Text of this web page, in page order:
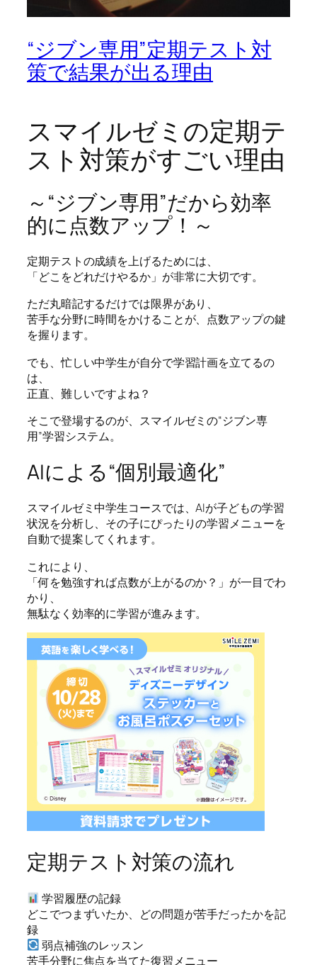
“ジブン専用”定期テスト対
策で結果が出る理由
スマイルゼミの定期テ
スト対策がすごい理由
～“ジブン専用”だから効率
的に点数アップ！～
定期テストの成績を上げるためには、
「どこをどれだけやるか」が非常に大切です。
ただ丸暗記するだけでは限界があり、
苦手な分野に時間をかけることが、点数アップの鍵
を握ります。
でも、忙しい中学生が自分で学習計画を立てるの
は、
正直、難しいですよね？
そこで登場するのが、スマイルゼミの“ジブン専
用”学習システム。
AIによる“個別最適化”
スマイルゼミ中学生コースでは、AIが子どもの学習
状況を分析し、その子にぴったりの学習メニューを
自動で提案してくれます。
これにより、
「何を勉強すれば点数が上がるのか？」が一目でわ
かり、
無駄なく効率的に学習が進みます。
定期テスト対策の流れ
学習履歴の記録
どこでつまずいたか、どの問題が苦手だったかを記
録
弱点補強のレッスン
苦手分野に焦点を当てた復習メニュー